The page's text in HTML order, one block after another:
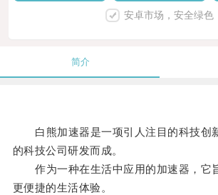
安卓市场，安全绿色
简介
白熊加速器是一项引人注目的科技创
的科技公司研发而成。
作为一种在生活中应用的加速器，它旨
更便捷的生活体验。